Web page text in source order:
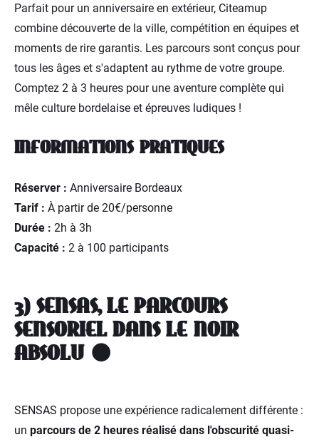
Parfait pour un anniversaire en extérieur, Citeamup
combine découverte de la ville, compétition en équipes et
moments de rire garantis. Les parcours sont conçus pour
tous les âges et s'adaptent au rythme de votre groupe.
Comptez 2 à 3 heures pour une aventure complète qui
mêle culture bordelaise et épreuves ludiques !
INFORMATIONS PRATIQUES
Réserver : Anniversaire Bordeaux
Tarif : À partir de 20€/personne
Durée : 2h à 3h
Capacité : 2 à 100 participants
3) SENSAS, LE PARCOURS
SENSORIEL DANS LE NOIR
ABSOLU 🌑
SENSAS propose une expérience radicalement différente :
un parcours de 2 heures réalisé dans l'obscurité quasi-